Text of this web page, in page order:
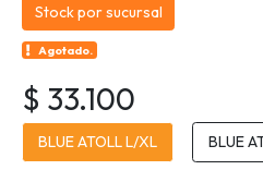
Stock por sucursal
Agotado.
$ 33.100
BLUE ATOLL L/XL BLUE